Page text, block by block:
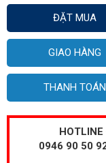
ĐẶT MUA
GIAO HÀNG
THANH TOÁN
0946 90 50